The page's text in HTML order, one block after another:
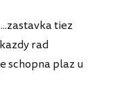
tiez
rad
schopna plaz u